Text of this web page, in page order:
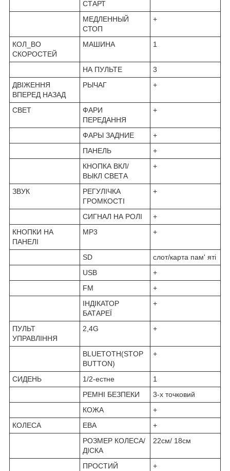
СТАРТ
МЕДЛЕННЫЙ
СТОП
+
КОЛ_ВО
СКОРОСТЕЙ
МАШИНА 1
НА ПУЛЬТЕ
3
ДВІЖЕННЯ
ВПЕРЕД НАЗАД
РЫЧАГ +
СВЕТ
ФАРИ
ПЕРЕДАННЯ
+
ФАРЫ ЗАДНИЕ
+
ПАНЕЛЬ
+
КНОПКА ВКЛ/
ВЫКЛ СВЕТА
+
ЗВУК
РЕГУЛІЧКА
ГРОМКОСТІ
+
СИГНАЛ НА РОЛІ
+
КНОПКИ НА
ПАНЕЛІ
MP3 +
SD
слот/карта пам' яті
USB
+
FM
+
ІНДІКАТОР
БАТАРЕЇ
+
ПУЛЬТ
УПРАВЛІННЯ
2,4G +
BLUETOTH(STOP
BUTTON)
+
СИДЕНЬ 1/2-естне
1
РЕМНІ БЕЗПЕКИ
3-х точковий
КОЖА
+
КОЛЕСА
ЕВА
+
РОЗМЕР КОЛЕСА/
ДІСКА
22см/ 18см
ПРОСТИЙ
+